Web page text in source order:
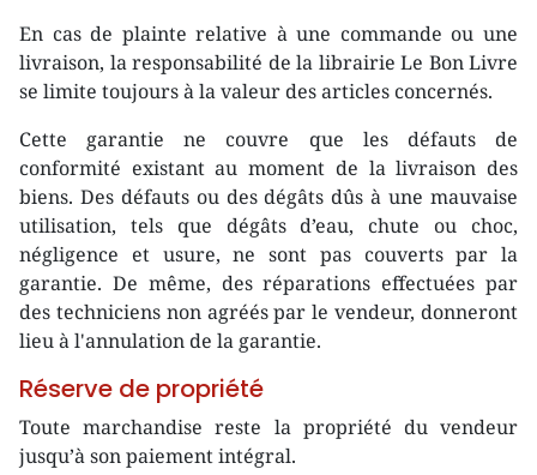
En cas de plainte relative à une commande ou une
livraison, la responsabilité de la librairie Le Bon Livre
se limite toujours à la valeur des articles concernés.
Cette garantie ne couvre que les défauts de
conformité existant au moment de la livraison des
biens. Des défauts ou des dégâts dûs à une mauvaise
utilisation, tels que dégâts d’eau, chute ou choc,
négligence et usure, ne sont pas couverts par la
garantie. De même, des réparations effectuées par
des techniciens non agréés par le vendeur, donneront
lieu à l'annulation de la garantie.
Réserve de propriété
Toute marchandise reste la propriété du vendeur
jusqu’à son paiement intégral.